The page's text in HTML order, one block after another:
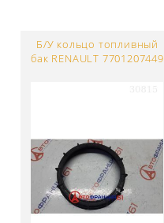
Б/У кольцо топливный
бак RENAULT 7701207449